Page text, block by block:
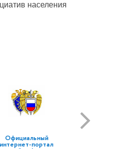
населения
Официальный
интернет-портал